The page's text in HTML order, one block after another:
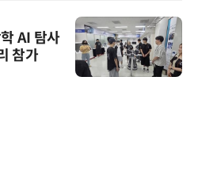
AI 탐사
동아리 참가